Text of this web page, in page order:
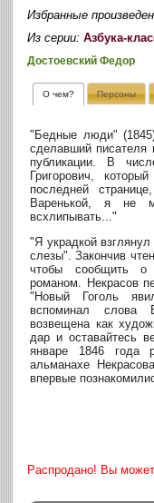
Избранные
Из серии:Азбука-
Достоевский Федор
О чем? Персоны
"Бедные люди"
сделавший писателя
публикации. В
Григорович,
последней
Варенькой, я не
всхлипывать..."
"Я украдкой
слезы". Закончив
чтобы сообщить о
романом. Некрасов
"Новый Гоголь
вспоминал слова
возвещена как
дар и оставайтесь
январе 1846 года
альманахе
впервые
Распродано! Вы